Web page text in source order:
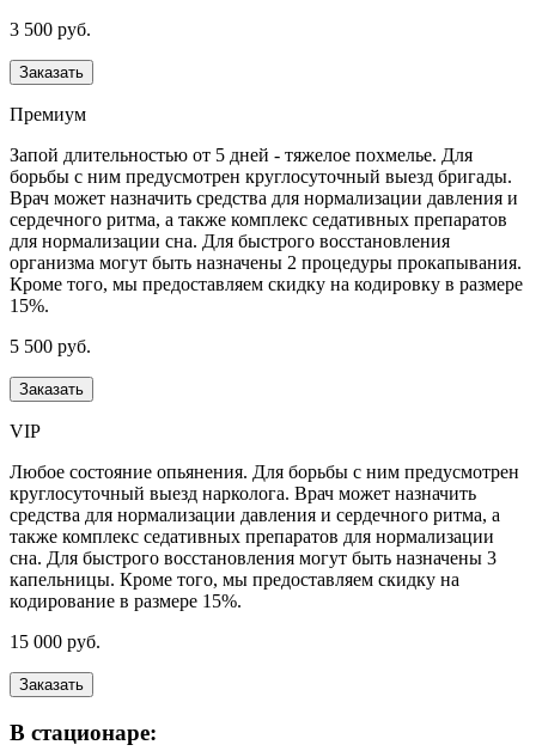
3 500 руб.
Заказать
Премиум
Запой длительностью от 5 дней - тяжелое похмелье. Для
борьбы с ним предусмотрен круглосуточный выезд бригады.
Врач может назначить средства для нормализации давления и
сердечного ритма, а также комплекс седативных препаратов
для нормализации сна. Для быстрого восстановления
организма могут быть назначены 2 процедуры прокапывания.
Кроме того, мы предоставляем скидку на кодировку в размере
15%.
5 500 руб.
Заказать
VIP
Любое состояние опьянения. Для борьбы с ним предусмотрен
круглосуточный выезд нарколога. Врач может назначить
средства для нормализации давления и сердечного ритма, а
также комплекс седативных препаратов для нормализации
сна. Для быстрого восстановления могут быть назначены 3
капельницы. Кроме того, мы предоставляем скидку на
кодирование в размере 15%.
15 000 руб.
Заказать
В стационаре: